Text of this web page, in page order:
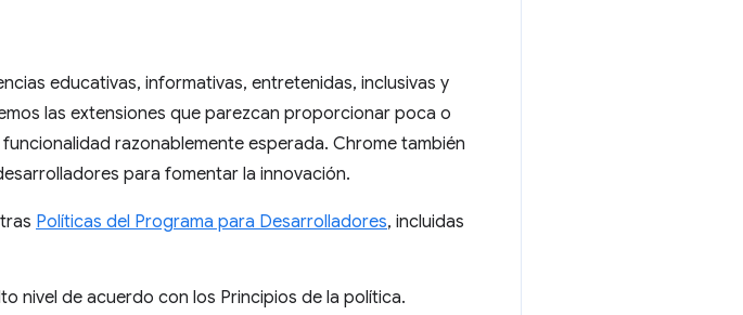
educativas, informativas, entretenidas, inclusivas y
las extensiones que parezcan proporcionar poca o
razonablemente esperada. Chrome también
para fomentar la innovación.
Políticas del Programa para Desarrolladores, incluidas
nivel de acuerdo con los Principios de la política.